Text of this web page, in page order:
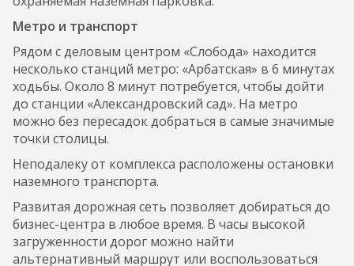
Метро и транспорт
Рядом с деловым центром «Слобода» находится
несколько станций метро: «Арбатская» в 6 минутах
ходьбы. Около 8 минут потребуется, чтобы дойти
до станции «Александровский сад». На метро
можно без пересадок добраться в самые значимые
точки столицы.
Неподалеку от комплекса расположены остановки
наземного транспорта.
Развитая дорожная сеть позволяет добираться до
бизнес-центра в любое время. В часы высокой
загруженности дорог можно найти
альтернативный маршрут или воспользоваться